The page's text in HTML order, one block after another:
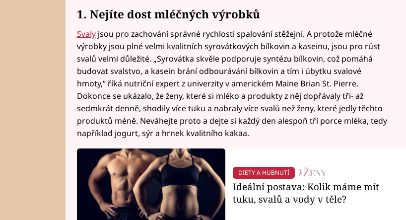
1. Nejíte dost mléčných výrobků
Svalyjsou pro zachování správné rychlosti spalování stěžejní. A protože mléčné
výrobky jsou plné velmi kvalitních syrovátkových bílkovin a kaseinu, jsou pro růst
svalů velmi důležité. „Syrovátka skvěle podporuje syntézu bílkovin, což pomáhá
budovat svalstvo, a kasein brání odbourávání bílkovin a tím i úbytku svalové
hmoty,“ říká nutriční expert z univerzity v americkém Maine Brian St. Pierre.
Dokonce se ukázalo, že ženy, které si mléko a produkty z něj dopřávaly tři- až
sedmkrát denně, shodily více tuku a nabraly více svalů než ženy, které jedly těchto
produktů méně. Neváhejte proto a dejte si každý den alespoň tři porce mléka, tedy
například jogurt, sýr a hrnek kvalitního kakaa.
DIETY A HUBNUTÍ
Ideální postava: Kolik máme mít
tuku, svalů a vody v těle?